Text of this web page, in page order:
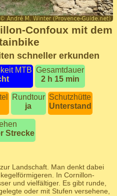
Confoux mit dem
schneller erkunden
MTB Gesamtdauer
2 h 15 min
Rundtour
ja
Schutzhütte
Unterstand
Strecke
Landschaft. Man denkt dabei
In Cornillon-
und vielfältiger. Es gibt runde,
oder mit Stufen versehene,